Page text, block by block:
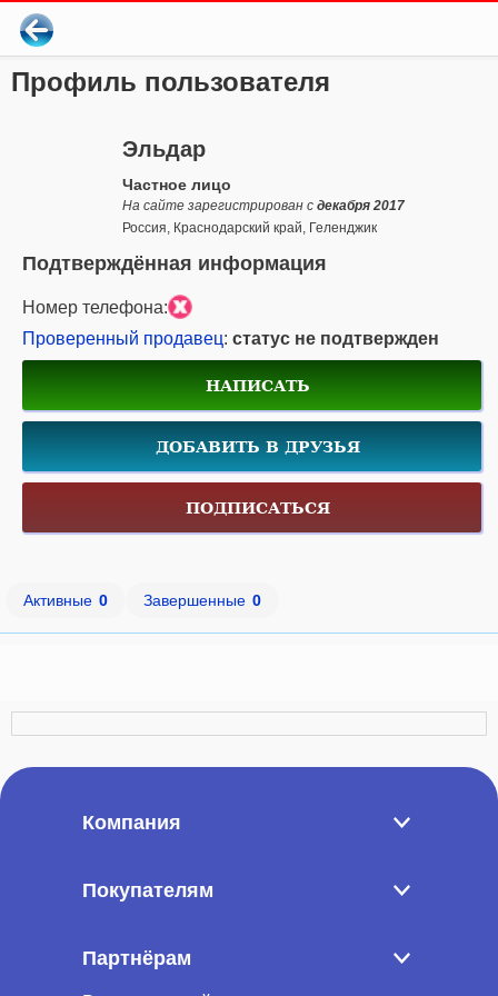
Профиль пользователя
Эльдар
Частное лицо
На сайте зарегистрирован с декабря 2017
Россия, Краснодарский край, Геленджик
Подтверждённая информация
Номер телефона:
Проверенный продавец: статус не подтвержден
НАПИСАТЬ
ДОБАВИТЬ В ДРУЗЬЯ
ПОДПИСАТЬСЯ
Активные 0 Завершенные 0
Компания
Покупателям
Партнёрам